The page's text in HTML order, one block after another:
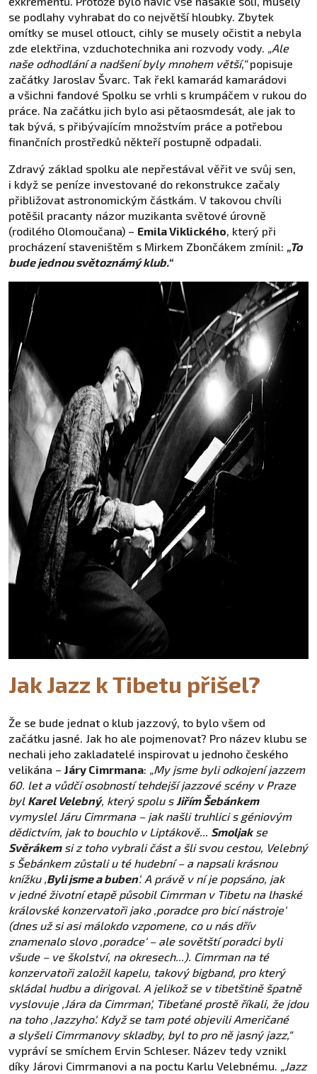
se podlahy vyhrabat do co největší hloubky. Zbytek
omítky se musel otlouct, cihly se musely očistit a nebyla
zde elektřina, vzduchotechnika ani rozvody vody. „Ale
naše odhodlání a nadšení byly mnohem větší,“popisuje
začátky Jaroslav Švarc. Tak řekl kamarád kamarádovi
a všichni fandové Spolku se vrhli s krumpáčem v rukou do
práce. Na začátku jich bylo asi pětaosmdesát, ale jak to
tak bývá, s přibývajícím množstvím práce a potřebou
finančních prostředků někteří postupně odpadali.
Zdravý základ spolku ale nepřestával věřit ve svůj sen,
i když se peníze investované do rekonstrukce začaly
přibližovat astronomickým částkám. V takovou chvíli
potěšil pracanty názor muzikanta světové úrovně
(rodilého Olomoučana) – Emila Viklického, který při
procházení staveništěm s Mirkem Zbončákem zmínil: „To
bude jednou světoznámý klub.“
Jak Jazz k Tibetu přišel?
Že se bude jednat o klub jazzový, to bylo všem od
začátku jasné. Jak ho ale pojmenovat? Pro název klubu se
nechali jeho zakladatelé inspirovat u jednoho českého
velikána – Járy Cimrmana: „My jsme byli odkojení jazzem
60. let a vůdčí osobností tehdejší jazzové scény v Praze
byl Karel Velebný, který spolu s Jiřím Šebánkem
vymyslel Járu Cimrmana – jak našli truhlici s géniovým
dědictvím, jak to bouchlo v Liptákově... Smoljakse
Svěrákemsi z toho vybrali část a šli svou cestou, Velebný
s Šebánkem zůstali u té hudební – a napsali krásnou
knížku ,Byli jsme a buben‘. A právě v ní je popsáno, jak
v jedné životní etapě působil Cimrman v Tibetu na lhaské
královské konzervatoři jako ,poradce pro bicí nástroje‘
(dnes už si asi málokdo vzpomene, co u nás dřív
znamenalo slovo ,poradce‘ – ale sovětští poradci byli
všude – ve školství, na okresech...). Cimrman na té
konzervatoři založil kapelu, takový bigband, pro který
skládal hudbu a dirigoval. A jelikož se v tibetštině špatně
vyslovuje ,Jára da Cimrman‘, Tibeťané prostě říkali, že jdou
na toho ,Jazzyho‘. Když se tam poté objevili Američané
a slyšeli Cimrmanovy skladby, byl to pro ně jasný jazz,“
vypráví se smíchem Ervin Schleser. Název tedy vznikl
díky Járovi Cimrmanovi a na poctu Karlu Velebnému. „Jazz